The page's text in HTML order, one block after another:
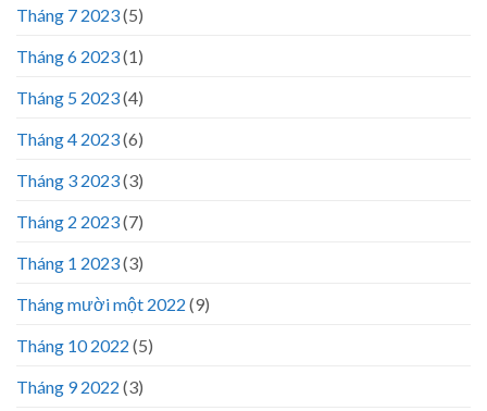
Tháng 7 2023(5)
Tháng 6 2023(1)
Tháng 5 2023(4)
Tháng 4 2023(6)
Tháng 3 2023(3)
Tháng 2 2023(7)
Tháng 1 2023(3)
Tháng mười một 2022 (9)
Tháng 10 2022 (5)
Tháng 9 2022 (3)